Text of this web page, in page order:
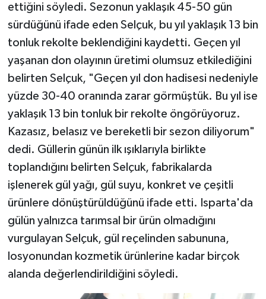
ettiğini söyledi. Sezonun yaklaşık 45-50 gün
sürdüğünü ifade eden Selçuk, bu yıl yaklaşık 13 bin
tonluk rekolte beklendiğini kaydetti. Geçen yıl
yaşanan don olayının üretimi olumsuz etkilediğini
belirten Selçuk, "Geçen yıl don hadisesi nedeniyle
yüzde 30-40 oranında zarar görmüştük. Bu yıl ise
yaklaşık 13 bin tonluk bir rekolte öngörüyoruz.
Kazasız, belasız ve bereketli bir sezon diliyorum"
dedi. Güllerin günün ilk ışıklarıyla birlikte
toplandığını belirten Selçuk, fabrikalarda
işlenerek gül yağı, gül suyu, konkret ve çeşitli
ürünlere dönüştürüldüğünü ifade etti. Isparta'da
gülün yalnızca tarımsal bir ürün olmadığını
vurgulayan Selçuk, gül reçelinden sabununa,
losyonundan kozmetik ürünlerine kadar birçok
alanda değerlendirildiğini söyledi.